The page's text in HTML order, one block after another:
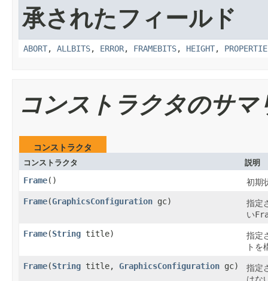
承されたフィールド
ABORT, ALLBITS, ERROR, FRAMEBITS, HEIGHT,
コンストラクタのサマ
コンストラクタ
コンストラクタ 説明
Frame()
初期
Frame(GraphicsConfiguration gc)
指定
い
Frame(String title)
指定
トを
Frame(String title, GraphicsConfiguration gc)
指定
はな